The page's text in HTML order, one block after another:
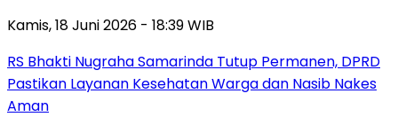
Kamis, 18 Juni 2026 - 18:39 WIB
RS Bhakti Nugraha Samarinda Tutup Permanen, DPRD
Pastikan Layanan Kesehatan Warga dan Nasib Nakes
Aman